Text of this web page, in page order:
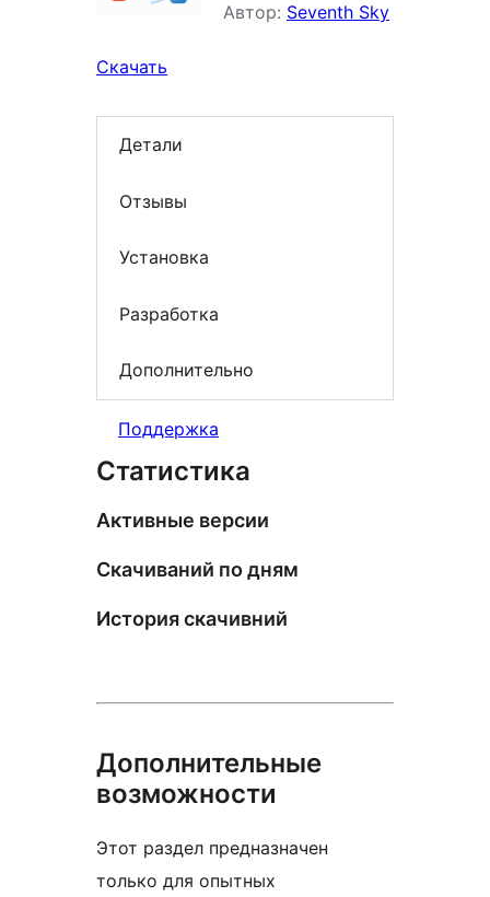
Автор: Seventh Sky
Скачать
Детали
Отзывы
Установка
Разработка
Дополнительно
Поддержка
Статистика
Активные версии
Скачиваний по дням
История скачивний
Дополнительные
возможности
Этот раздел предназначен
только для опытных